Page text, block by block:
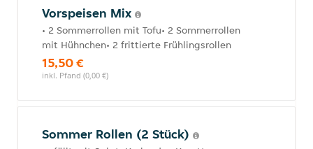
Vorspeisen Mix
• 2 Sommerrollen mit Tofu• 2 Sommerrollen
mit Hühnchen• 2 frittierte Frühlingsrollen
15,50 €
inkl. Pfand (0,00 €)
Sommer Rollen (2 Stück)